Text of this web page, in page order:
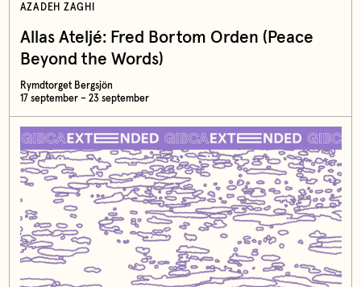
AZADEH ZAGHI
Allas Ateljé: Fred Bortom Orden (Peace
Beyond the Words)
Rymdtorget Bergsjön
17 september – 23 september